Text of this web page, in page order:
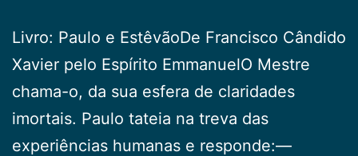
Livro: Paulo e EstêvãoDe Francisco Cândido
Xavier pelo Espírito EmmanuelO Mestre
chama-o, da sua esfera de claridades
imortais. Paulo tateia na treva das
experiências humanas e responde:—